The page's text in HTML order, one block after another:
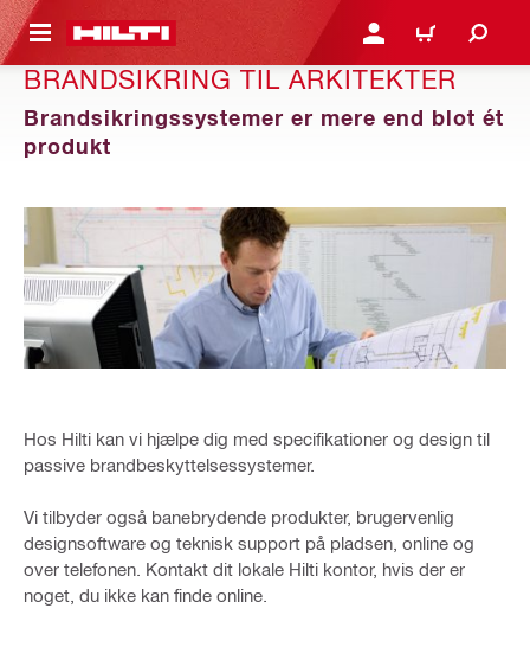
HOVEDINDHOLD LOG IND ELLER
INDKØBSKURV
BRANDSIKRING TIL ARKITEKTER
Brandsikringssystemer er mere end blot ét
produkt
Hos Hilti kan vi hjælpe dig med specifikationer og design til
passive brandbeskyttelsessystemer.
Vi tilbyder også banebrydende produkter, brugervenlig
designsoftware og teknisk support på pladsen, online og
over telefonen. Kontakt dit lokale Hilti kontor, hvis der er
noget, du ikke kan finde online.